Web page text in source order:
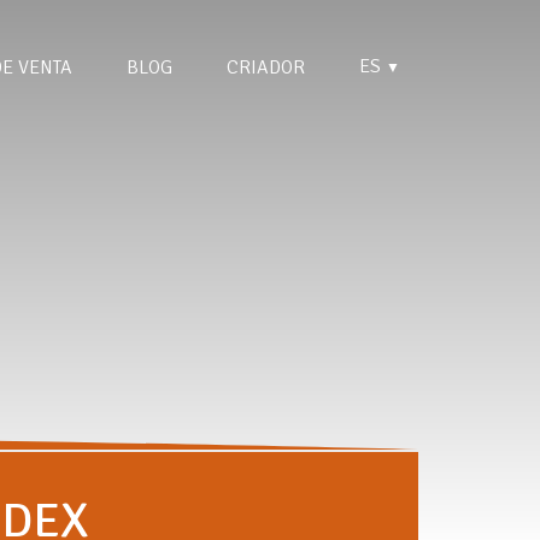
VENTA BLOG CRIADOR ES ▼